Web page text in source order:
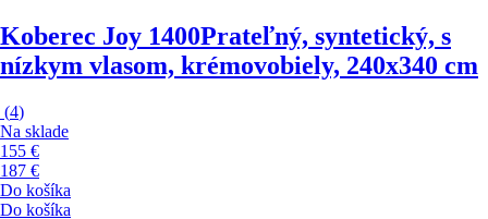
Koberec Joy 1400Prateľný, syntetický, s
nízkym vlasom, krémovobiely, 240x340 cm
(4)
Na sklade
155 €
187 €
Do košíka
Do košíka